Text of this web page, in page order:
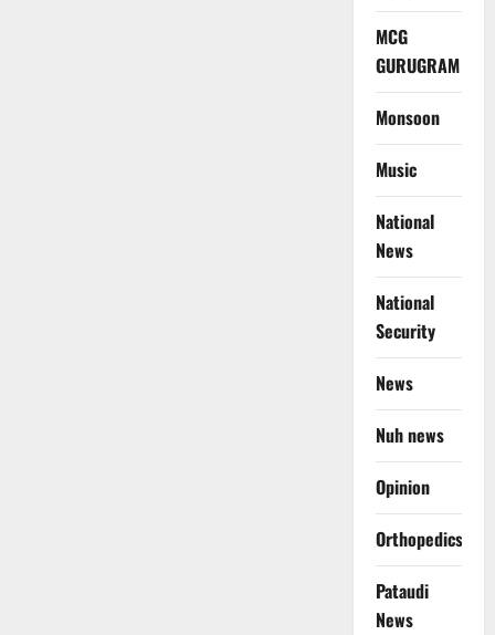
MCG
GURUGRAM
Monsoon
Music
National
News
National
Security
News
Nuh news
Opinion
Orthopedics
Pataudi
News